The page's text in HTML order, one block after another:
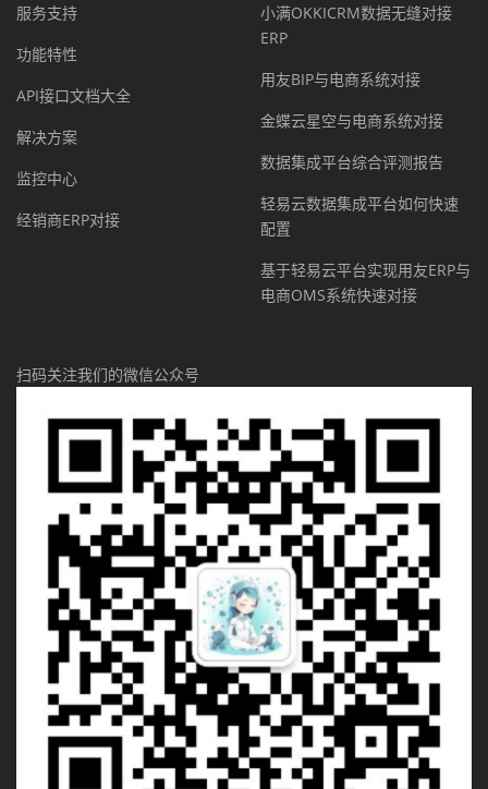
服务支持
功能特性
API接口文档大全
解决方案
监控中心
经销商ERP对接
小满OKKICRM数据无缝对接
ERP
用友BIP与电商系统对接
金蝶云星空与电商系统对接
数据集成平台综合评测报告
轻易云数据集成平台如何快速
配置
基于轻易云平台实现用友ERP与
电商OMS系统快速对接
扫码关注我们的微信公众号